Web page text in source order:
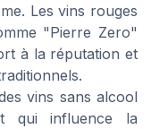
Lesvins rouges
"Pierre Zero"
à la réputation et
vins sans alcool
qui influence la